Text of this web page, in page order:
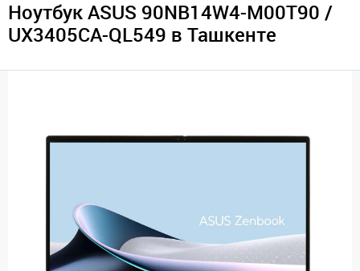
Ноутбук ASUS 90NB14W4-M00T90 /
UX3405CA-QL549 в Ташкенте